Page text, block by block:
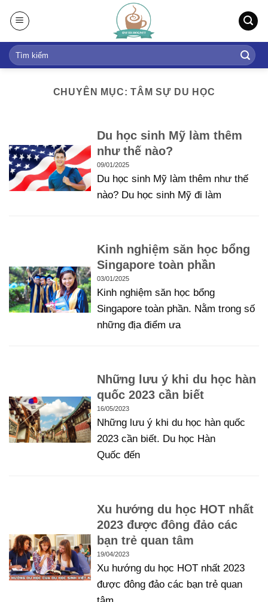
t
CHUYÊN MỤC: TÂM SỰ DU HỌC
Du học sinh Mỹ làm thêm
như thế nào?
09/01/2025
Du học sinh Mỹ làm thêm như thế
nào? Du học sinh Mỹ đi làm
Kinh nghiệm săn học bổng
Singapore toàn phần
03/01/2025
Kinh nghiệm săn học bổng
Singapore toàn phần. Nằm trong số
những địa điểm ưa
Những lưu ý khi du học hàn
quốc 2023 cần biết
16/05/2023
Những lưu ý khi du học hàn quốc
2023 cần biết. Du học Hàn
Quốc đến
Xu hướng du học HOT nhất
2023 được đông đảo các
bạn trẻ quan tâm
19/04/2023
Xu hướng du học HOT nhất 2023
được đông đảo các bạn trẻ quan